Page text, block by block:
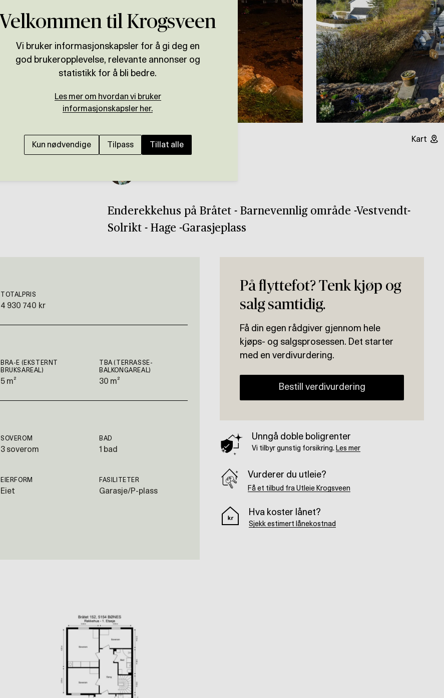
Kart
Enderekkehus på Bråtet - Barnevennlig område -Vestvendt-
Solrikt - Hage -Garasjeplass
TOTALPRIS
4 930 740 kr
BRA-E (EKSTERNT
BRUKSAREAL)
5 m²
TBA (TERRASSE-
BALKONGAREAL)
30 m²
SOVEROM
3 soverom
BAD
1 bad
EIERFORM
Eiet
FASILITETER
Garasje/P-plass
På flyttefot? Tenk kjøp og
salg samtidig.
Få din egen rådgiver gjennom hele
kjøps- og salgsprosessen. Det starter
med en verdivurdering.
Bestill verdivurdering
Unngå doble boligrenter
Vi tilbyr gunstig forsikring. Les mer
Vurderer du utleie?
Få et tilbud fra Utleie Krogsveen
Hva koster lånet?
Sjekk estimert lånekostnad
Velkommen til Krogsveen
Vi bruker informasjonskapsler for å gi deg en
god brukeropplevelse, relevante annonser og
statistikk for å bli bedre.
Les mer om hvordan vi bruker
informasjonskapsler her.
Kun nødvendige Tilpass Tillat alle